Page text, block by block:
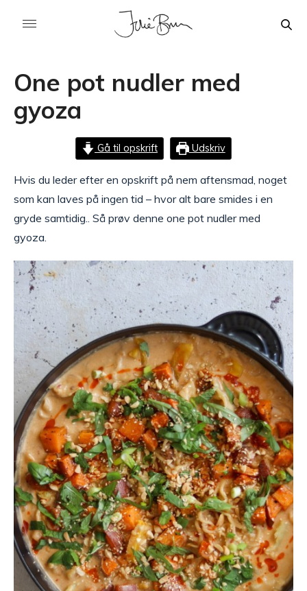
One pot nudler med
gyoza
Gå til opskrift Udskriv
Hvis du leder efter en opskrift på nem aftensmad, noget
som kan laves på ingen tid – hvor alt bare smides i en
gryde samtidig.. Så prøv denne one pot nudler med
gyoza.